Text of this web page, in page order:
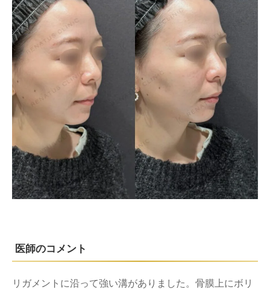
医師のコメント
リガメントに沿って強い溝がありました。骨膜上にボリ